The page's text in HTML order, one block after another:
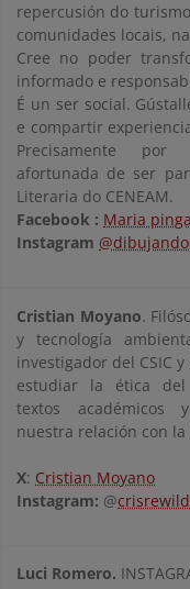
repercusión do
comunidades locais,
Cree no poder
informado e
É un ser social.
e compartir
Precisamente
afortunada de ser
Literaria do CENEAM.
Facebook : Maria
Instagram
Cristian Moyano.
y tecnología
investigador del CSIC
estudiar la ética
textos académicos
nuestra relación con
X: Cristian Moyano
Instagram: @
Luci Romero.